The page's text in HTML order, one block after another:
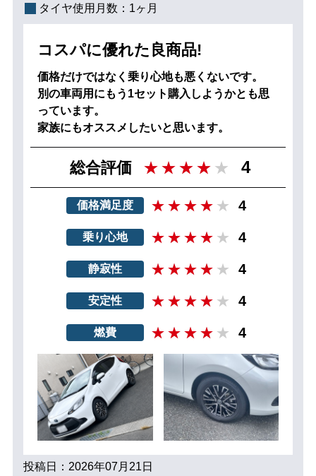
タイヤ使用月数： 1ヶ月
コスパに優れた良商品!
価格だけではなく乗り心地も悪くないです。
別の車両用にもう1セット購入しようかとも思
っています。
家族にもオススメしたいと思います。
総合評価 4
価格満足度 4
乗り心地 4
静寂性 4
安定性 4
燃費 4
投稿日：2026年07月21日